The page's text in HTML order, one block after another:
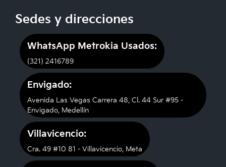
Sedes y direcciones
WhatsApp Metrokia Usados:
(321) 2416789
Envigado:
Avenida Las Vegas Carrera 48, Cl. 44 Sur #95 -
Envigado, Medellín
Villavicencio:
Cra. 49 #10 81 - Villavicencio, Meta